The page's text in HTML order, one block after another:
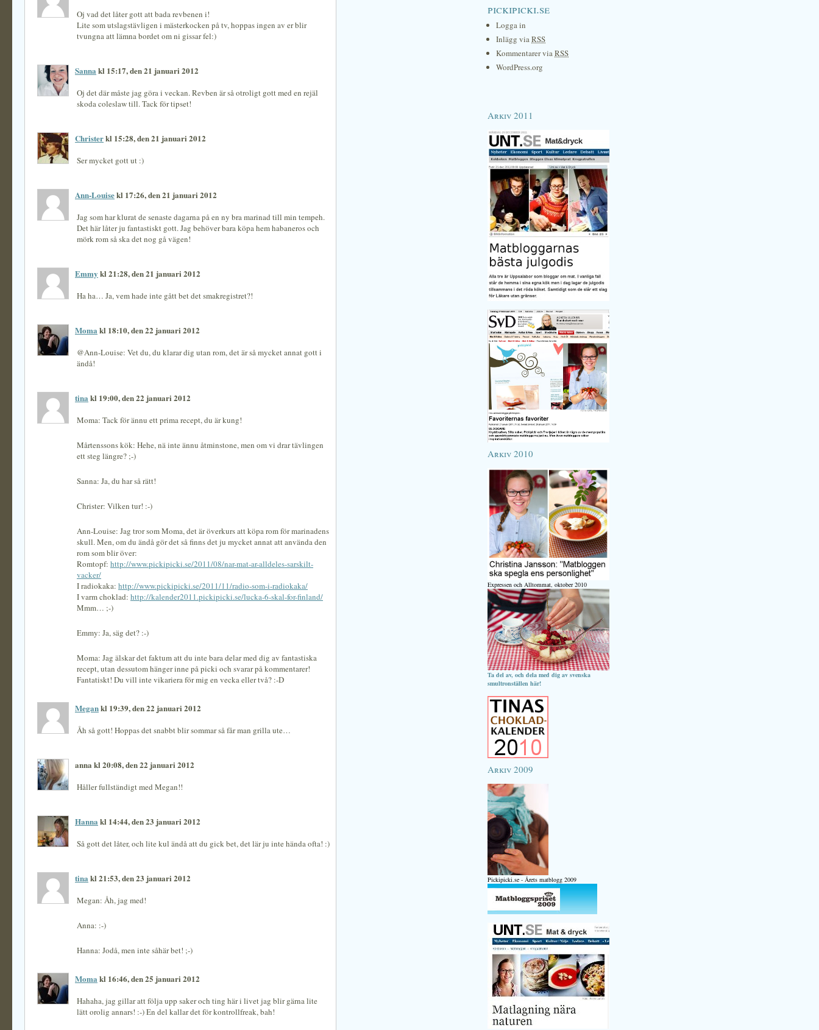
Oj vad det låter gott att bada revbenen i!
Lite som utslagstävligen i mästerkocken på tv, hoppas ingen av er blir
tvungna att lämna bordet om ni gissar fel:)
Sanna kl 15:17, den 21 januari 2012
Oj det där måste jag göra i veckan. Revben är så otroligt gott med en rejäl
skoda coleslaw till. Tack för tipset!
Christerkl 15:28, den 21 januari 2012
Ser mycket gott ut :)
Ann-Louisekl 17:26, den 21 januari 2012
Jag som har klurat de senaste dagarna på en ny bra marinad till min tempeh.
Det här låter ju fantastiskt gott. Jag behöver bara köpa hem habaneros och
mörk rom så ska det nog gå vägen!
Emmy kl 21:28, den 21 januari 2012
Ha ha… Ja, vem hade inte gått bet det smakregistret?!
Moma kl 18:10, den 22 januari 2012
@Ann-Louise: Vet du, du klarar dig utan rom, det är så mycket annat gott i
ändå!
tina kl 19:00, den 22 januari 2012
Moma: Tack för ännu ett prima recept, du är kung!
Mårtenssons kök: Hehe, nä inte ännu åtminstone, men om vi drar tävlingen
ett steg längre? ;-)
Sanna: Ja, du har så rätt!
Christer: Vilken tur! :-)
Ann-Louise: Jag tror som Moma, det är överkurs att köpa rom för marinadens
skull. Men, om du ändå gör det så finns det ju mycket annat att använda den
rom som blir över:
Romtopf: http://www.pickipicki.se/2011/08/nar-mat-ar-alldeles-sarskilt-
vacker/
I radiokaka: http://www.pickipicki.se/2011/11/radio-som-i-radiokaka/
I varm choklad: http://kalender2011.pickipicki.se/lucka-6-skal-for-finland/
Mmm… ;-)
Emmy: Ja, säg det? :-)
Moma: Jag älskar det faktum att du inte bara delar med dig av fantastiska
recept, utan dessutom hänger inne på picki och svarar på kommentarer!
Fantatiskt! Du vill inte vikariera för mig en vecka eller två? :-D
Megankl 19:39, den 22 januari 2012
Åh så gott! Hoppas det snabbt blir sommar så får man grilla ute…
anna kl 20:08, den 22 januari 2012
Håller fullständigt med Megan!!
Hanna kl 14:44, den 23 januari 2012
Så gott det låter, och lite kul ändå att du gick bet, det lär ju inte hända ofta! :)
tina kl 21:53, den 23 januari 2012
Megan: Åh, jag med!
Anna: :-)
Hanna: Jodå, men inte såhär bet! ;-)
Moma kl 16:46, den 25 januari 2012
Hahaha, jag gillar att följa upp saker och ting här i livet jag blir gärna lite
lätt orolig annars! :-) En del kallar det för kontrollfreak, bah!
pickipicki.se
Logga in
Inlägg viaRSS
Kommentarer viaRSS
WordPress.org
Arkiv 2011
Arkiv 2010
Expressen och Alltommat, oktober 2010
Ta del av, och dela med dig av svenska
smultronställen här!
Arkiv 2009
Pickipicki.se - Årets matblogg 2009